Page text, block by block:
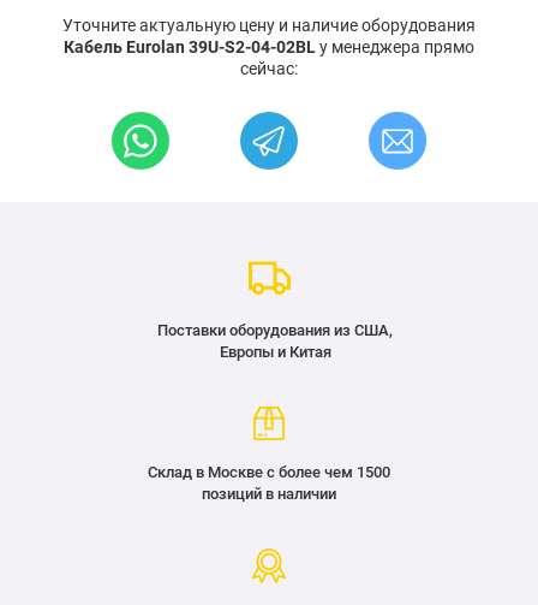
Уточните актуальную цену и наличие оборудования
Кабель Eurolan 39U-S2-04-02BLу менеджера прямо
сейчас:
Поставки оборудования из США,
Европы и Китая
Склад в Москве с более чем 1500
позиций в наличии